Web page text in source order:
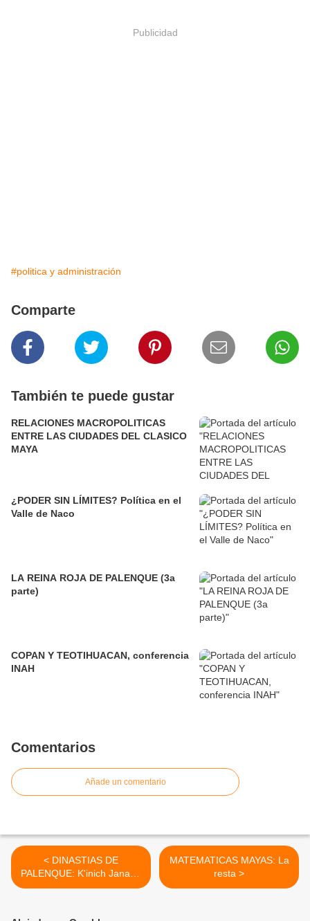
Publicidad
#politica y administración
Comparte
También te puede gustar
RELACIONES MACROPOLITICAS
ENTRE LAS CIUDADES DEL CLASICO
MAYA
¿PODER SIN LÍMITES? Política en el
Valle de Naco
LA REINA ROJA DE PALENQUE (3a
parte)
COPAN Y TEOTIHUACAN, conferencia
INAH
Comentarios
Añade un comentario
< DINASTIAS DE
PALENQUE: K'inich Janaab
Pakal I
MATEMATICAS MAYAS: La
resta >